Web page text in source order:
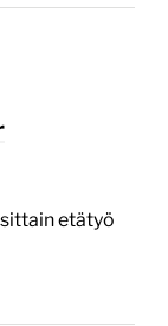
etätyö